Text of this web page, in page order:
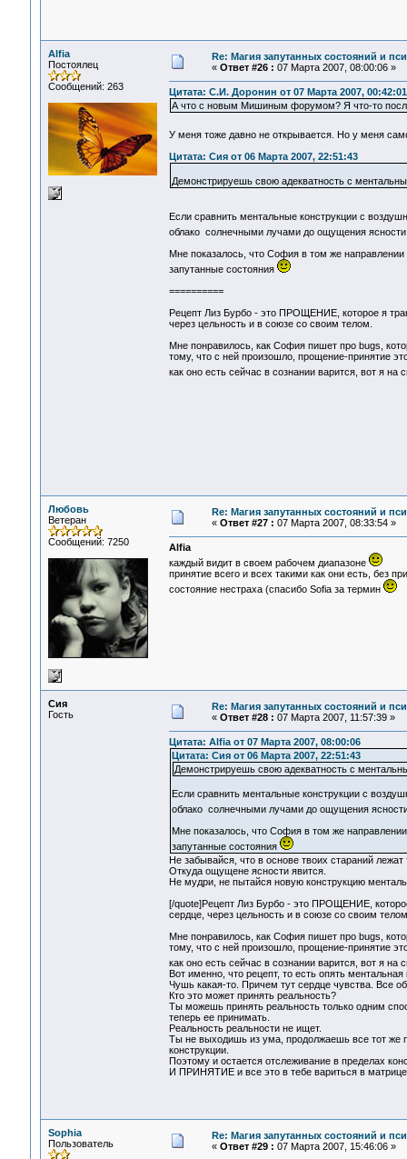
Alfia
Постоялец
Сообщений: 263
Re: Магия запутанных состояний и
« Ответ #26 : 07 Марта 2007, 08:00:06 »
Цитата: С.И. Доронин от 07 Марта 2007, 00:42:01
А что с новым Мишиным форумом? Я что-то
У меня тоже давно не открывается. Но у меня
Цитата: Сия от 06 Марта 2007, 22:51:43
Демонстрируешь свою адекватность с
Если сравнить ментальные конструкции с
облако солнечными лучами до ощущения
Мне показалось, что София в том же
запутанные состояния
==========
Рецепт Лиз Бурбо - это ПРОЩЕНИЕ, которое я
через цельность и в союзе со своим телом.
Мне понравилось, как София пишет про bugs,
тому, что с ней произошло, прощение-принятие
как оно есть сейчас в сознании варится, вот я
Любовь
Ветеран
Сообщений: 7250
Re: Магия запутанных состояний и
« Ответ #27 : 07 Марта 2007, 08:33:54 »
Alfia
каждый видит в своем рабочем диапазоне
принятие всего и всех такими как они есть, без
состояние нестраха (спасибо Sofia за термин
Сия
Гость
Re: Магия запутанных состояний и
« Ответ #28 : 07 Марта 2007, 11:57:39 »
Цитата: Alfia от 07 Марта 2007, 08:00:06
Цитата: Сия от 06 Марта 2007, 22:51:43
Демонстрируешь свою адекватность с
Если сравнить ментальные конструкции с
облако солнечными лучами до ощущения
Мне показалось, что София в том же
запутанные состояния
Не забывайся, что в основе твоих стараний
Откуда ощущене ясности явится.
Не мудри, не пытайся новую конструкцию
[/quote]Рецепт Лиз Бурбо - это ПРОЩЕНИЕ,
сердце, через цельность и в союзе со своим
Мне понравилось, как София пишет про bugs,
тому, что с ней произошло, прощение-принятие
как оно есть сейчас в сознании варится, вот я
Вот именно, что рецепт, то есть опять
Чушь какая-то. Причем тут сердце чувства. Все
Кто это может принять реальность?
Ты можешь принять реальность только одним
теперь ее принимать.
Реальность реальности не ищет.
Ты не выходишь из ума, продолжаешь все тот же
конструкции.
Поэтому и остается отслеживание в пределах
И ПРИНЯТИЕ и все это в тебе вариться в
Sophia
Пользователь
Re: Магия запутанных состояний и
« Ответ #29 : 07 Марта 2007, 15:46:06 »